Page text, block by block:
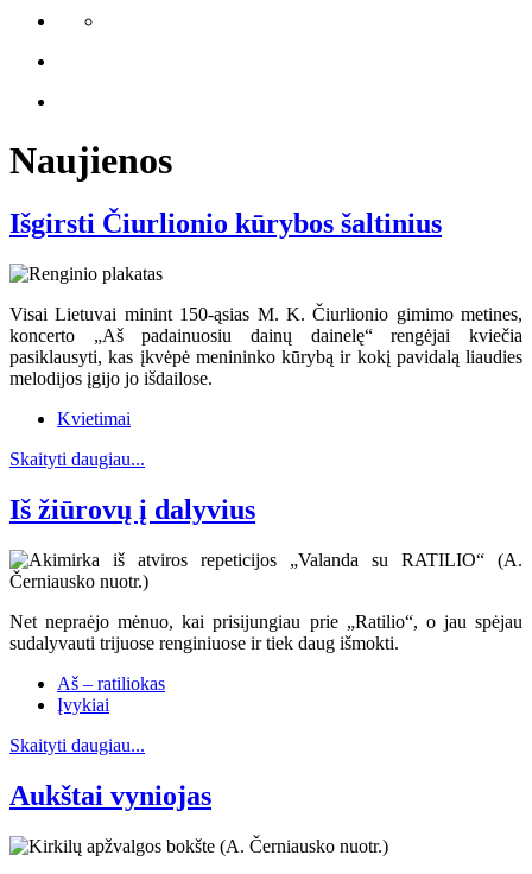
Naujienos
Išgirsti Čiurlionio kūrybos šaltinius
Visai Lietuvai minint 150-ąsias M. K. Čiurlionio gimimo metines,
koncerto „Aš padainuosiu dainų dainelę“ rengėjai kviečia
pasiklausyti, kas įkvėpė menininko kūrybą ir kokį pavidalą liaudies
melodijos įgijo jo išdailose.
Kvietimai
Skaityti daugiau...
Iš žiūrovų į dalyvius
Net nepraėjo mėnuo, kai prisijungiau prie „Ratilio“, o jau spėjau
sudalyvauti trijuose renginiuose ir tiek daug išmokti.
Aš – ratiliokas
Įvykiai
Skaityti daugiau...
Aukštai vyniojas